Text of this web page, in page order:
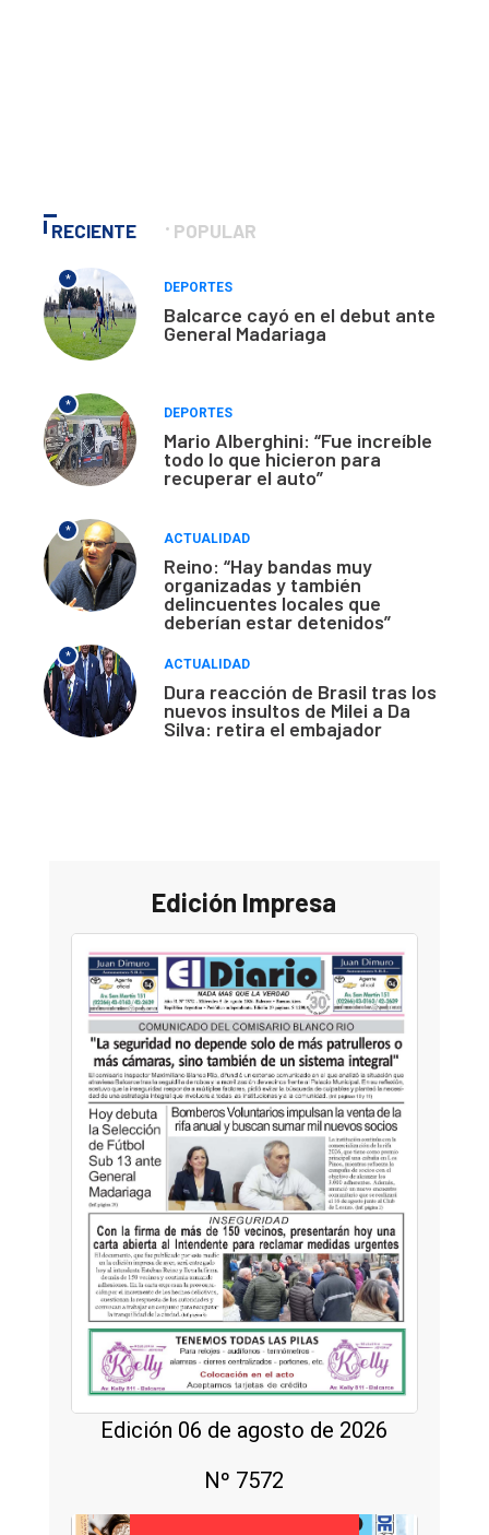
RECIENTE POPULAR
*
DEPORTES
Balcarce cayó en el debut ante
General Madariaga
*
DEPORTES
Mario Alberghini: “Fue increíble
todo lo que hicieron para
recuperar el auto”
*
ACTUALIDAD
Reino: “Hay bandas muy
organizadas y también
delincuentes locales que
deberían estar detenidos”
*
ACTUALIDAD
Dura reacción de Brasil tras los
nuevos insultos de Milei a Da
Silva: retira el embajador
Edición Impresa
Edición 06 de agosto de 2026
Nº 7572